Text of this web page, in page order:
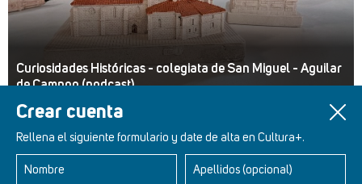
Crear cuenta
Rellena el siguiente formulario y date de alta en Cultura+.
Nombre Apellidos (opcional)
Curiosidades Históricas - colegiata de San Miguel - Aguilar
de Campoo (podcast)
Retablos Renacentistas Este de León